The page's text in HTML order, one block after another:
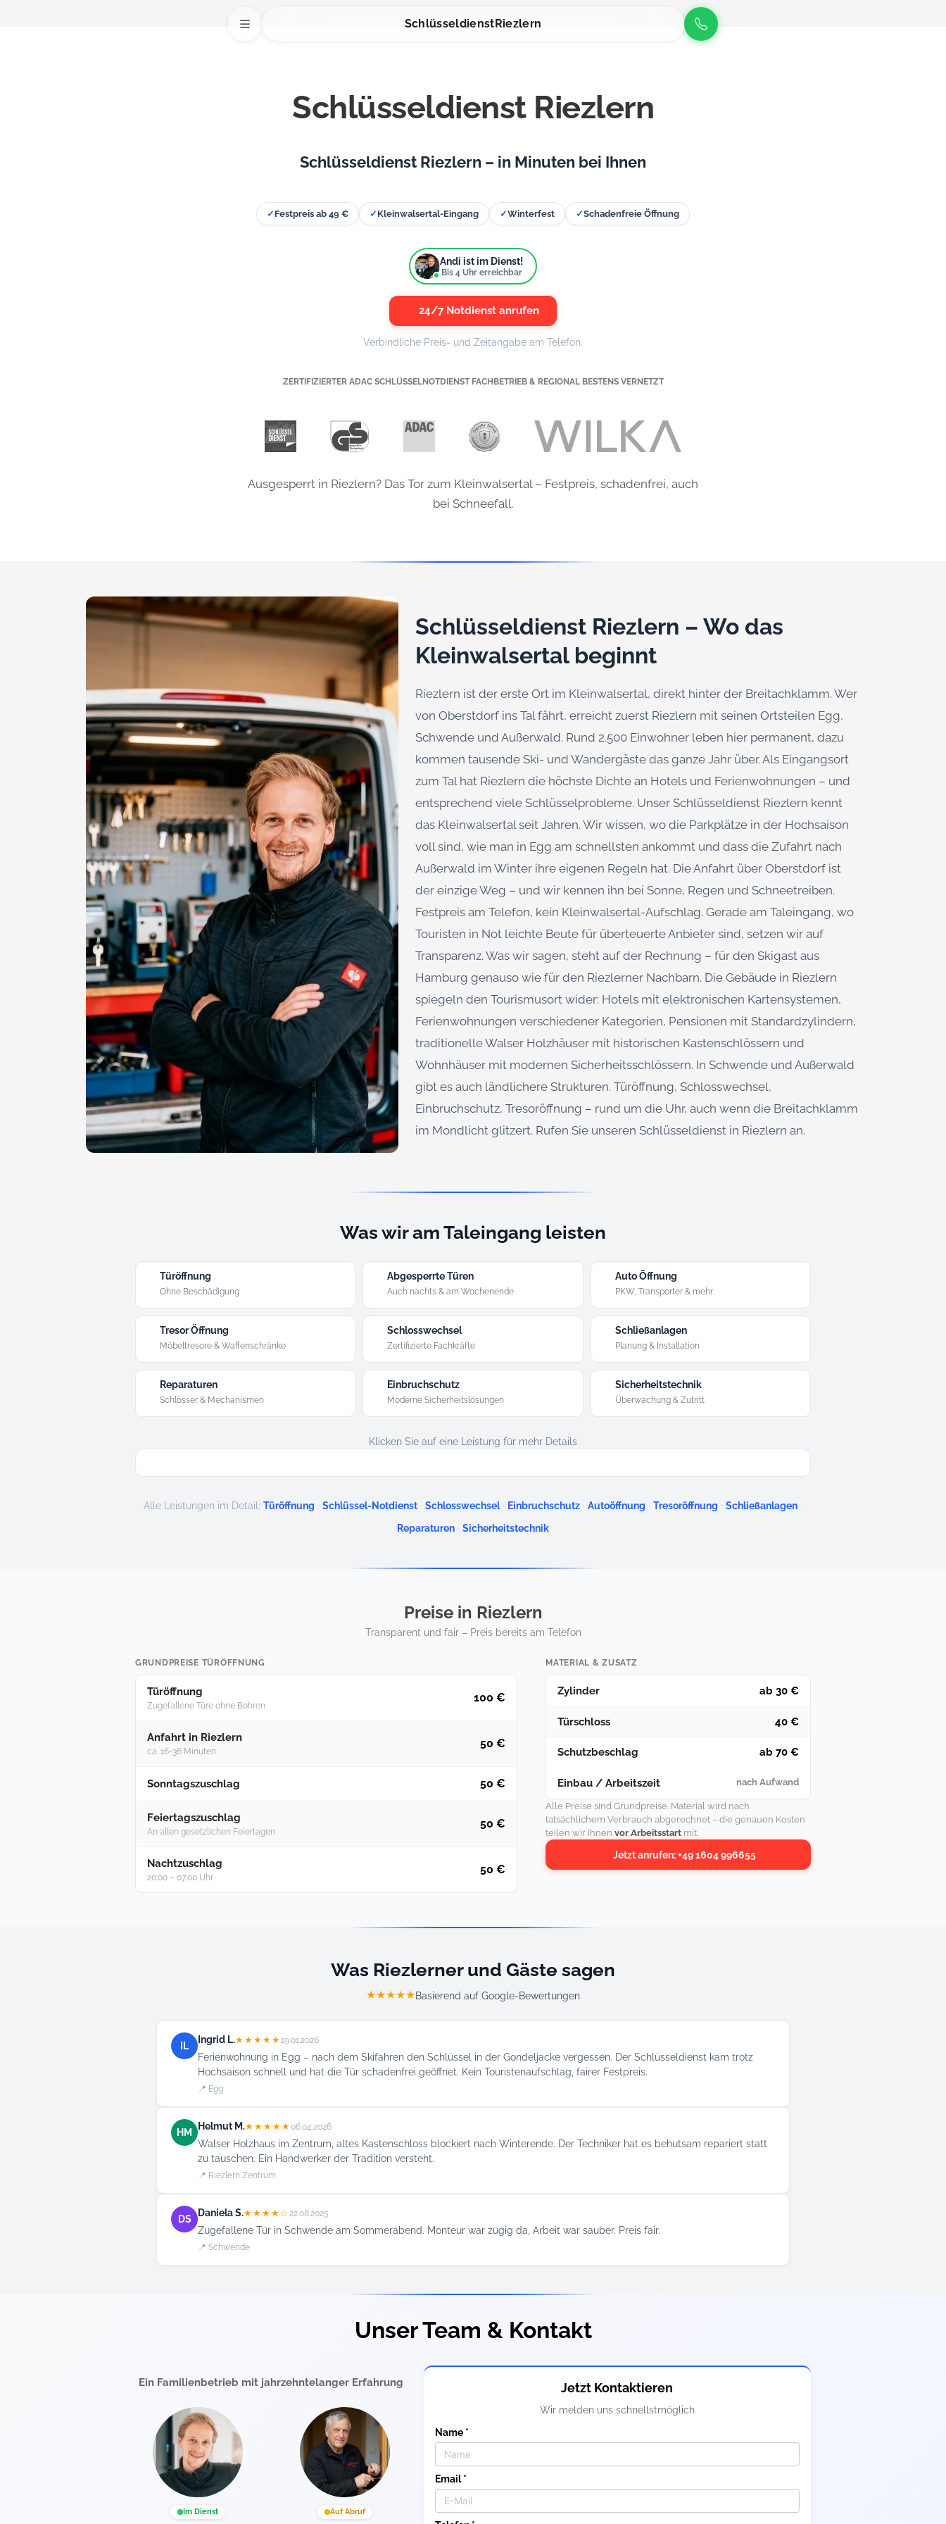
SchlüsseldienstRiezlern
Schlüsseldienst Riezlern
Schlüsseldienst Riezlern – in Minuten bei Ihnen
✓ Festpreis ab 49 € ✓ Kleinwalsertal-Eingang ✓Winterfest ✓Schadenfreie Öffnung
Andi ist im Dienst!
Bis 4Uhr erreichbar
24/7 Notdienst anrufen
Verbindliche Preis- und Zeitangabe am Telefon.
ZERTIFIZIERTER ADAC SCHLÜSSELNOTDIENST FACHBETRIEB & REGIONAL BESTENS VERNETZT
Ausgesperrt in Riezlern? Das Tor zum Kleinwalsertal – Festpreis, schadenfrei, auch
bei Schneefall.
Schlüsseldienst Riezlern – Wo das
Kleinwalsertal beginnt
Riezlern ist der erste Ort im Kleinwalsertal, direkt hinter der Breitachklamm. Wer
von Oberstdorf ins Tal fährt, erreicht zuerst Riezlern mit seinen Ortsteilen Egg,
Schwende und Außerwald. Rund 2.500 Einwohner leben hier permanent, dazu
kommen tausende Ski- und Wandergäste das ganze Jahr über. Als Eingangsort
zum Tal hat Riezlern die höchste Dichte an Hotels und Ferienwohnungen – und
entsprechend viele Schlüsselprobleme. Unser Schlüsseldienst Riezlern kennt
das Kleinwalsertal seit Jahren. Wir wissen, wo die Parkplätze in der Hochsaison
voll sind, wie man in Egg am schnellsten ankommt und dass die Zufahrt nach
Außerwald im Winter ihre eigenen Regeln hat. Die Anfahrt über Oberstdorf ist
der einzige Weg – und wir kennen ihn bei Sonne, Regen und Schneetreiben.
Festpreis am Telefon, kein Kleinwalsertal-Aufschlag. Gerade am Taleingang, wo
Touristen in Not leichte Beute für überteuerte Anbieter sind, setzen wir auf
Transparenz. Was wir sagen, steht auf der Rechnung – für den Skigast aus
Hamburg genauso wie für den Riezlerner Nachbarn. Die Gebäude in Riezlern
spiegeln den Tourismusort wider: Hotels mit elektronischen Kartensystemen,
Ferienwohnungen verschiedener Kategorien, Pensionen mit Standardzylindern,
traditionelle Walser Holzhäuser mit historischen Kastenschlössern und
Wohnhäuser mit modernen Sicherheitsschlössern. In Schwende und Außerwald
gibt es auch ländlichere Strukturen. Türöffnung, Schlosswechsel,
Einbruchschutz, Tresoröffnung – rund um die Uhr, auch wenn die Breitachklamm
im Mondlicht glitzert. Rufen Sie unseren Schlüsseldienst in Riezlern an.
Was wir am Taleingang leisten
Türöffnung
Ohne Beschädigung
Abgesperrte Türen
Auch nachts & am Wochenende
Auto Öffnung
PKW, Transporter & mehr
Tresor Öffnung
Möbeltresore & Waffenschränke
Schlosswechsel
Zertifizierte Fachkräfte
Schließanlagen
Planung & Installation
Reparaturen
Schlösser & Mechanismen
Einbruchschutz
Moderne Sicherheitslösungen
Sicherheitstechnik
Überwachung & Zutritt
Klicken Sie auf eine Leistung für mehr Details
Alle Leistungen im Detail: Türöffnung · Schlüssel-Notdienst · Schlosswechsel · Einbruchschutz · Autoöffnung · Tresoröffnung · Schließanlagen ·
Reparaturen · Sicherheitstechnik
Preise in Riezlern
Transparent und fair – Preis bereits am Telefon
GRUNDPREISE TÜRÖFFNUNG
Türöffnung
Zugefallene Türe ohne Bohren
100 €
Anfahrt in Riezlern
ca. 16-36 Minuten
50 €
Sonntagszuschlag 50 €
Feiertagszuschlag
An allen gesetzlichen Feiertagen
50 €
Nachtzuschlag
20:00 – 07:00 Uhr
50 €
MATERIAL & ZUSATZ
Zylinder ab 30 €
Türschloss 40 €
Schutzbeschlag ab 70 €
Einbau / Arbeitszeit nach Aufwand
Alle Preise sind Grundpreise. Material wird nach
tatsächlichem Verbrauch abgerechnet – die genauen Kosten
teilen wir Ihnenvor Arbeitsstart mit.
Jetzt anrufen: +49 1604 996655
Was Riezlerner und Gäste sagen
★★★★★Basierend auf Google-Bewertungen
IL
Ingrid L.★★★★★19.01.2026
Ferienwohnung in Egg – nach dem Skifahren den Schlüssel in der Gondeljacke vergessen. Der Schlüsseldienst kam trotz
Hochsaison schnell und hat die Tür schadenfrei geöffnet. Kein Touristenaufschlag, fairer Festpreis.
📍 Egg
HM
Helmut M.★★★★★06.04.2026
Walser Holzhaus im Zentrum, altes Kastenschloss blockiert nach Winterende. Der Techniker hat es behutsam repariert statt
zu tauschen. Ein Handwerker der Tradition versteht.
📍 Riezlern Zentrum
DS
Daniela S.★★★★☆ 22.08.2025
Zugefallene Tür in Schwende am Sommerabend. Monteur war zügig da, Arbeit war sauber. Preis fair.
📍 Schwende
Unser Team & Kontakt
Ein Familienbetrieb mit jahrzehntelanger Erfahrung
Im Dienst Auf Abruf
Jetzt Kontaktieren
Wir melden uns schnellstmöglich
Name *
Email *